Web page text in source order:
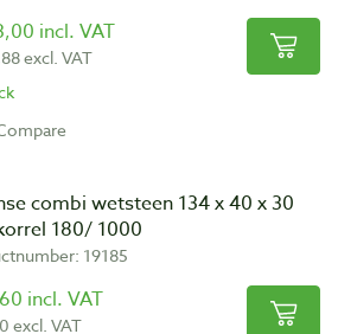
incl. VAT
excl. VAT
combi wetsteen 134 x 40 x 30
180/ 1000
19185
incl. VAT
excl. VAT